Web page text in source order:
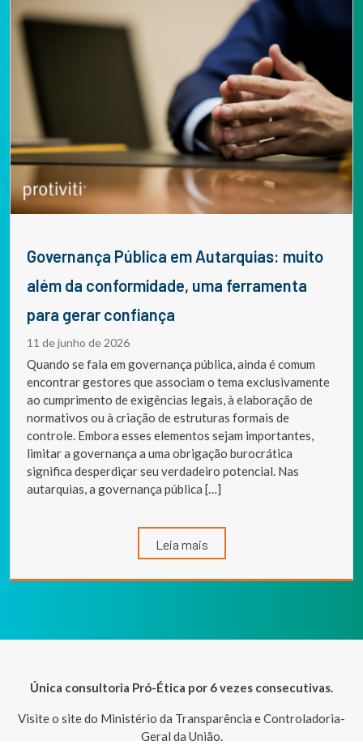
Governança Pública em Autarquias: muito
além da conformidade, uma ferramenta
para gerar confiança
11 de junho de 2026
Quando se fala em governança pública, ainda é comum
encontrar gestores que associam o tema exclusivamente
ao cumprimento de exigências legais, à elaboração de
normativos ou à criação de estruturas formais de
controle. Embora esses elementos sejam importantes,
limitar a governança a uma obrigação burocrática
significa desperdiçar seu verdadeiro potencial. Nas
autarquias, a governança pública […]
Leia mais
Única consultoria Pró-Ética por 6 vezes consecutivas.
Visite o site do Ministério da Transparência e Controladoria-
Geral da União.